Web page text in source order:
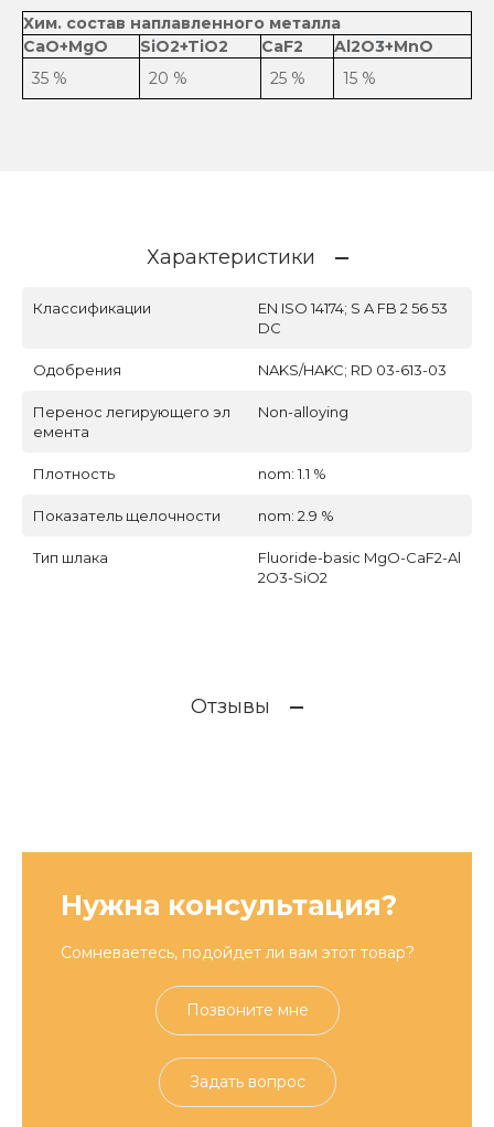
Хим. состав наплавленного металла
CaO+MgO
SiO2+TiO2 CaF2
Al2O3+MnO
35 %
20 % 25 % 15 %
Характеристики
Классификации
EN ISO 14174; S A FB 2 56 53
DC
Одобрения NAKS/HAKC; RD 03-613-03
Перенос легирующего эл
емента
Non-alloying
Плотность nom: 1.1 %
Показатель щелочности nom: 2.9 %
Тип шлака
Fluoride-basic MgO-CaF2-Al
2O3-SiO2
Отзывы
Нужна консультация?
Сомневаетесь, подойдет ли вам этот товар?
Позвоните мне
Задать вопрос